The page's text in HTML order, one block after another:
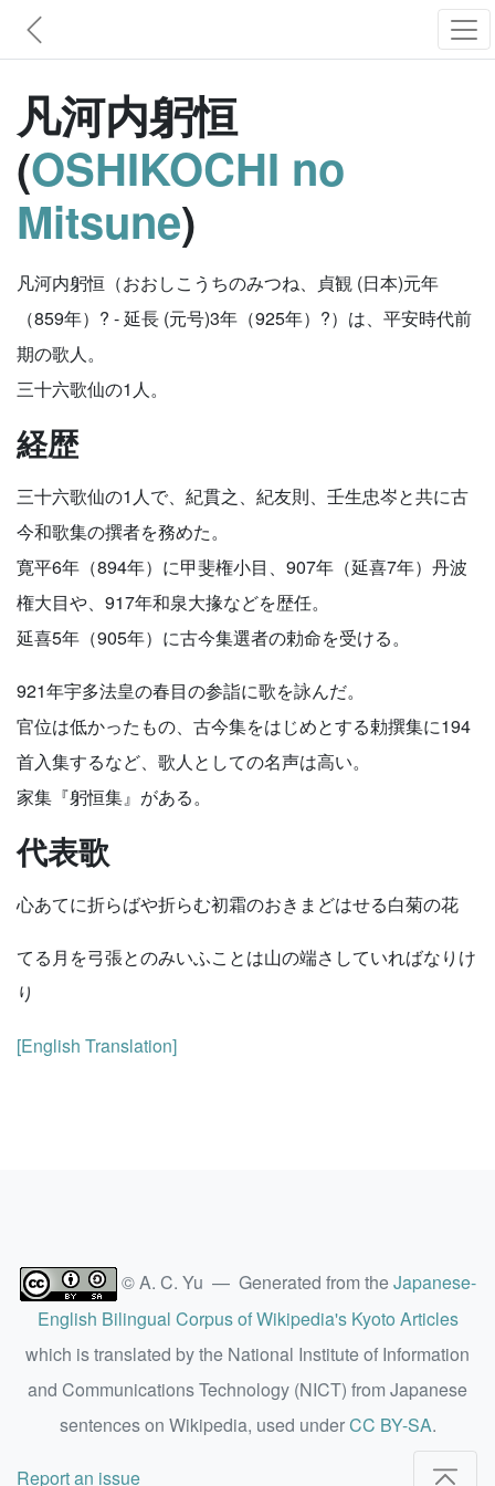
凡河内躬恒
(OSHIKOCHI no
Mitsune)
凡河内躬恒（おおしこうちのみつね、貞観 (日本)元年
（859年）? - 延長 (元号)3年（925年）?）は、平安時代前
期の歌人。
三十六歌仙の1人。
経歴
三十六歌仙の1人で、紀貫之、紀友則、壬生忠岑と共に古
今和歌集の撰者を務めた。
寛平6年（894年）に甲斐権小目、907年（延喜7年）丹波
権大目や、917年和泉大掾などを歴任。
延喜5年（905年）に古今集選者の勅命を受ける。
921年宇多法皇の春目の参詣に歌を詠んだ。
官位は低かったもの、古今集をはじめとする勅撰集に194
首入集するなど、歌人としての名声は高い。
家集『躬恒集』がある。
代表歌
心あてに折らばや折らむ初霜のおきまどはせる白菊の花
てる月を弓張とのみいふことは山の端さしていればなりけ
り
[English Translation]
© A. C. Yu — Generated from theJapanese-
English Bilingual Corpus of Wikipedia's Kyoto Articles
which is translated by the National Institute of Information
and Communications Technology (NICT) from Japanese
sentences on Wikipedia, used underCC BY-SA.
Report an issue